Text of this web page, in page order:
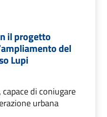
il progetto
del
Lupi
di coniugare
urbana